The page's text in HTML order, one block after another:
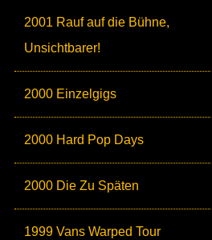
2001 Rauf auf die Bühne,
Unsichtbarer!
2000 Einzelgigs
2000 Hard Pop Days
2000 Die Zu Späten
1999 Vans Warped Tour